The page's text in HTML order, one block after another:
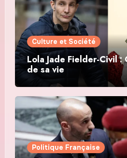
Culture et Société
Lola Jade Fielder-Civil :
de sa vie
Politique Française